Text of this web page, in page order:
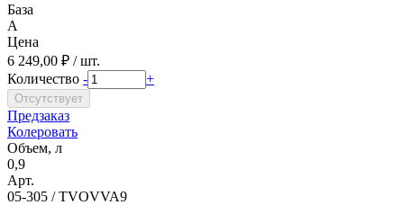
База
A
Цена
6 249,00 ₽ / шт.
Количество - +
Предзаказ
Колеровать
Объем, л
0,9
Арт.
05-305 / TVOVVA9